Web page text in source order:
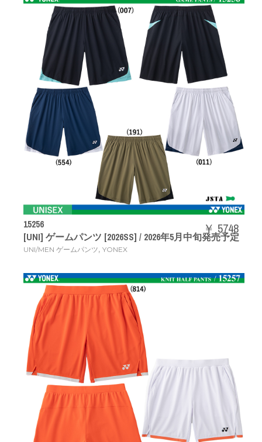
15256
[UNI] ゲームパンツ [2026SS] / 2026年5月中旬発売予定
UNI/MEN ゲームパンツ, YONEX
￥ 5748